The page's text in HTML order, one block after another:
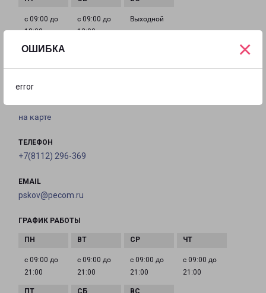
ОШИБКА
error
×
с 09:00 до
18:00
с 09:00 до
12:00
Выходной
Псков, улица Рокоссовского, 16
на карте
ТЕЛЕФОН
+7(8112) 296-369
EMAIL
pskov@pecom.ru
ГРАФИК РАБОТЫ
с 09:00 до
21:00
с 09:00 до
21:00
с 09:00 до
21:00
с 09:00 до
21:00